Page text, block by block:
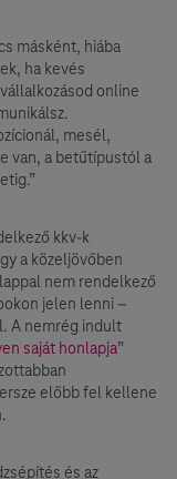
másként, hiába
ha kevés
online
mesél,
van, a betűtípustól a
kkv-k
a közeljövőben
nem rendelkező
jelen lenni –
A nemrég indult
saját honlapja”
előbb fel kellene
és az